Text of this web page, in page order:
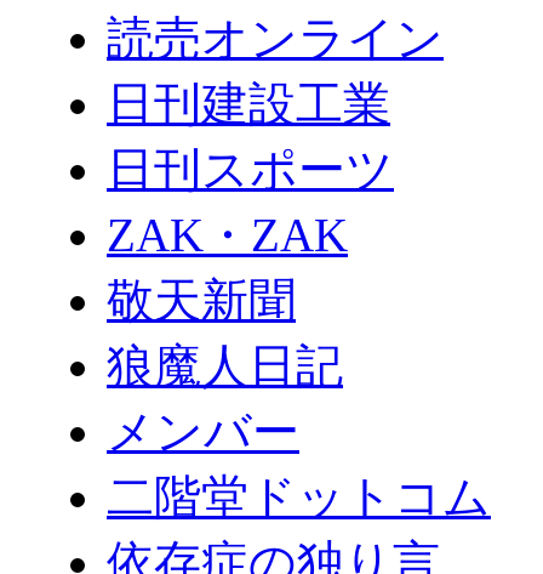
読売オンライン
日刊建設工業
日刊スポーツ
ZAK・ZAK
敬天新聞
狼魔人日記
メンバー
二階堂ドットコム
依存症の独り言